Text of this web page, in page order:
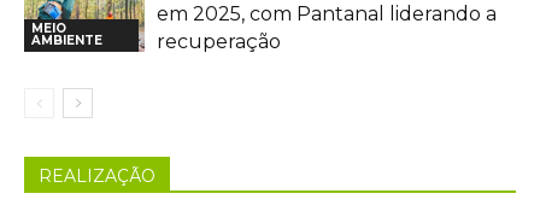
MEIO
AMBIENTE
em 2025, com Pantanal liderando a
recuperação
REALIZAÇÃO